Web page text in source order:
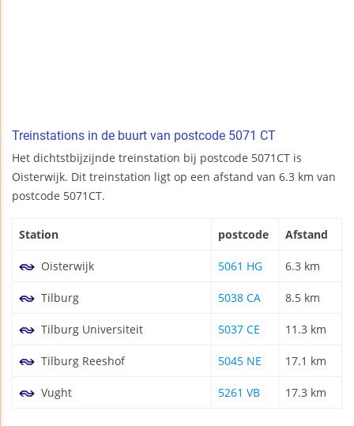
Treinstations in de buurt van postcode 5071 CT
Het dichtstbijzijnde treinstation bij postcode 5071CT is
Oisterwijk. Dit treinstation ligt op een afstand van 6.3 km van
postcode 5071CT.
Station postcode Afstand
Oisterwijk 5061 HG 6.3 km
Tilburg 5038 CA 8.5 km
Tilburg Universiteit 5037 CE 11.3 km
Tilburg Reeshof 5045 NE 17.1 km
Vught 5261 VB 17.3 km